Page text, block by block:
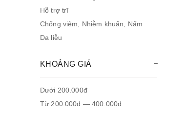
Hỗ trợ trĩ
Chống viêm, Nhiễm khuẩn, Nấm
Da liễu
KHOẢNG GIÁ
Dưới 200.000đ
Từ 200.000đ — 400.000đ